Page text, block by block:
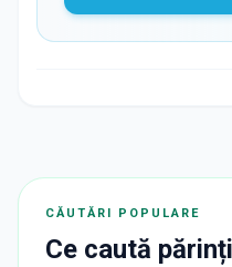
CĂUTĂRI POPULARE
Ce caută